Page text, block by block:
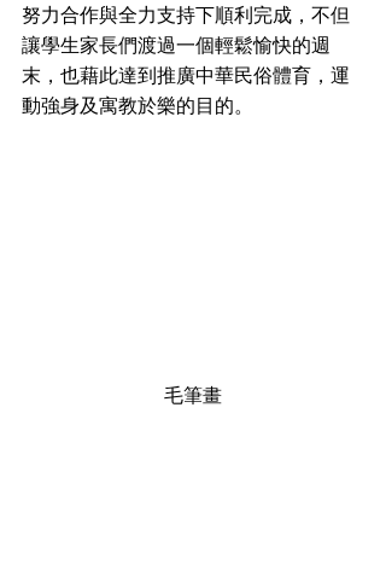
努力合作與全力支持下順利完成，不但
讓學生家長們渡過一個輕鬆愉快的週
末，也藉此達到推廣中華民俗體育，運
動強身及寓教於樂的目的。
毛筆畫